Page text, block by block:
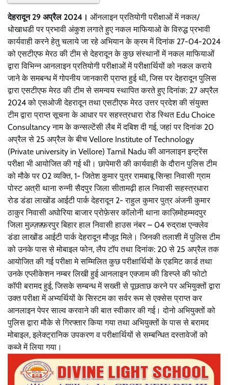
देहरादून 29 अप्रैल 2024। ऑनलाइन प्रतियोगी परीक्षाओं में नकल/
धोखाधडी पर प्रभावी अंकुश लगाते हुए नकल माफियाओ के विरुद्ध प्रभावी
कार्यवाही करने हेतु चलाये जा रहे अभियान के क्रम में दिनांक 27-04-2024
को एसटीएफ मेरठ की टीम से देहरादून के कुछ संस्थानों में नकल माफियाओं
द्वारा विभिन्न आनलाइन प्रतियोगी परीक्षाओं में परीक्षार्थियों को नकल कराये
जाने के समबन्ध में गोपनीय जानकारी प्राप्त हुई थी, जिस पर देहरादून पुलिस
द्वारा एसटीएफ मेरठ की टीम से समन्वय स्थापित करते हुए दिनांक: 27 अप्रैल
2024 को एसओजी देहरादून तथा एसटीएफ मेरठ उत्तर प्रदेश की संयुक्त
टीम द्वारा प्राप्त सूचना के आधार पर सहस्त्रधारा रोड स्थित Edu Choice
Consultancy नाम के कन्सल्टेंसी लैब में दबिश दी गई, जहां पर दिनांक 20
अप्रैल से 25 अप्रैल के बीच Vellore Institute of Technology
(Private university in Vellore) Tamil Nadu की आनलाइन इन्ट्रेंस
परीक्षा भी आयोजित की गई थी। छापेमारी की कार्यवाही के दौरान पुलिस टीम
को मौके पर 02 व्यक्ति, 1- जितेश कुमार पुत्र रामबाबू सिन्हा निवासी ग्राम
पोस्ट अत्री थाना रुन्नी सैदपुर जिला सीतामढ़ी हाल निवासी सहस्त्रधारा
रोड डंडा लाखोंड आईटी पार्क देहरादून 2- राहुल कुमार पुत्र अंजनी कुमार
ठाकुर निवासी अघोरिया बाजार प्रोफ़ेसर कॉलोनी थाना काज़िमोहम्मदपुर
जिला मुज़्ज़फ़्फ़रपुर बिहार हाल निवासी हाउस नंबर – 04 रुद्राक्ष एन्क्लेव
डंडा लाखोंड आईटी पार्क देहरादून मौजूद मिले। जिनकी तलाशी में पुलिस टीम
को उनके पास से मोबाइल फोन, लैप टॉप तथा दिनांक: 20 से 25 अप्रैल तक
आयोजित की गई परीक्षा मे सम्मिलित कुछ परीक्षार्थियों के एडमिट कार्ड तथा
उनके एप्लीकेशन नम्बर लिखी हुई आनलाइन एक्जाम की डिस्प्ले की फोटो
कॉपी बरामद हुई, जिसके सम्बन्ध में सख्ती से पूछताछ करने पर अभियुक्तों द्वारा
उक्त परीक्षा में अभ्यर्थियों के सिस्टम का सर्वर रूम से एक्सेस प्राप्त कर
आनलाइन पेपर साल्व करवाने की बात स्वीकार की गई। दोनो अभियुक्तों को
पुलिस द्वारा मौके से गिरफ्तार किया गया तथा अभियुक्तों के पास से बरामद
मोबाइल, इलेक्ट्रानिक उपकरण व परीक्षार्थियों से सम्बन्धित दस्तावेजों को
कब्जे में लिया गया।